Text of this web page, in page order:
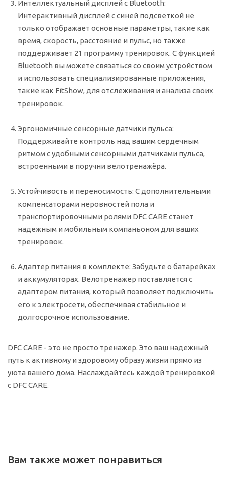
Интеллектуальный дисплей с Bluetooth:
Интерактивный дисплей с синей подсветкой не
только отображает основные параметры, такие как
время, скорость, расстояние и пульс, но также
поддерживает 21 программу тренировок. С функцией
Bluetooth вы можете связаться со своим устройством
и использовать специализированные приложения,
такие как FitShow, для отслеживания и анализа своих
тренировок.
Эргономичные сенсорные датчики пульса:
Поддерживайте контроль над вашим сердечным
ритмом с удобными сенсорными датчиками пульса,
встроенными в поручни велотренажёра.
Устойчивость и переносимость: С дополнительными
компенсаторами неровностей пола и
транспортировочными ролями DFC CARE станет
надежным и мобильным компаньоном для ваших
тренировок.
Адаптер питания в комплекте: Забудьте о батарейках
и аккумуляторах. Велотренажер поставляется с
адаптером питания, который позволяет подключить
его к электросети, обеспечивая стабильное и
долгосрочное использование.
DFC CARE - это не просто тренажер. Это ваш надежный
путь к активному и здоровому образу жизни прямо из
уюта вашего дома. Наслаждайтесь каждой тренировкой
с DFC CARE.
Вам также может понравиться